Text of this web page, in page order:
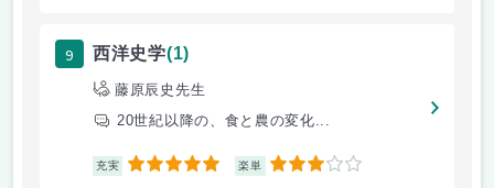
9 西洋史学(1)
藤原辰史先生
20世紀以降の、食と農の変化...
充実 5 楽単 3